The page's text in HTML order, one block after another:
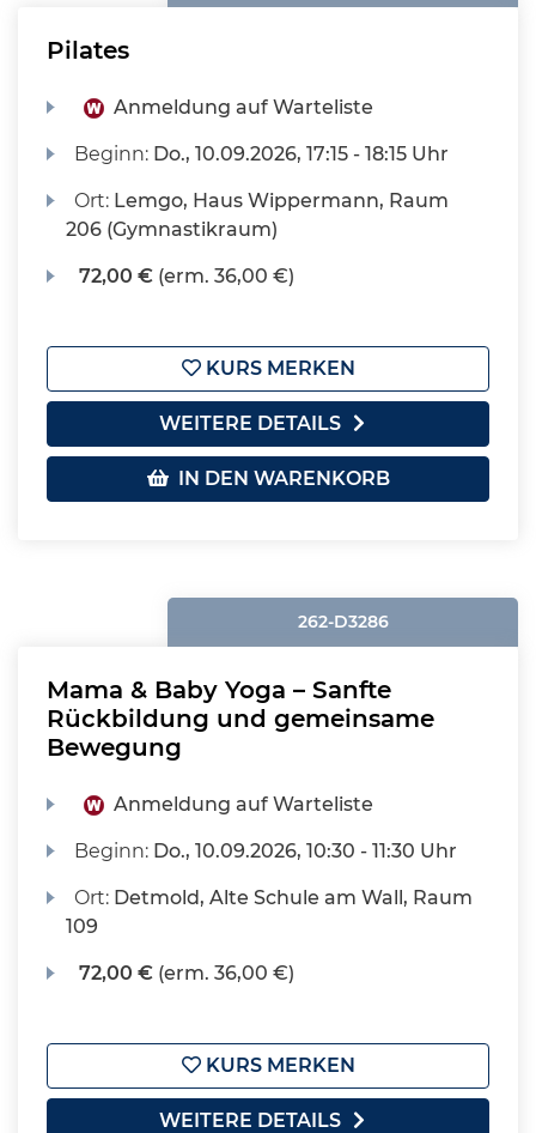
Pilates
Anmeldung auf Warteliste
Beginn: Do., 10.09.2026, 17:15 - 18:15 Uhr
Ort: Lemgo, Haus Wippermann, Raum
206 (Gymnastikraum)
72,00 € (erm. 36,00 €)
KURS MERKEN
WEITERE DETAILS
IN DEN WARENKORB
262-D3286
Mama & Baby Yoga – Sanfte
Rückbildung und gemeinsame
Bewegung
Anmeldung auf Warteliste
Beginn: Do., 10.09.2026, 10:30 - 11:30 Uhr
Ort: Detmold, Alte Schule am Wall, Raum
109
72,00 € (erm. 36,00 €)
KURS MERKEN
WEITERE DETAILS